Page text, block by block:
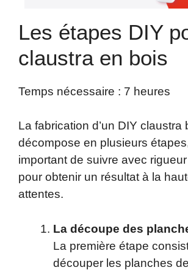
Les étapes DIY
claustra en bois
Temps nécessaire : 7 heures
La fabrication d’un DIY claustra
décompose en plusieurs
important de suivre avec
pour obtenir un résultat à la
attentes.
La découpe des
La première étape
découper les planches